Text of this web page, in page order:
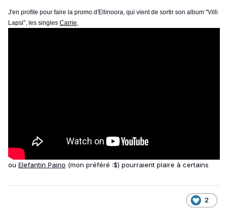
J'en profite pour faire la promo d'Ellinoora, qui vient de sortir son album "Villi
Lapsi", les singles Carrie,
ou Elefantin Paino (mon préféré :$) pourraient plaire à certains
2